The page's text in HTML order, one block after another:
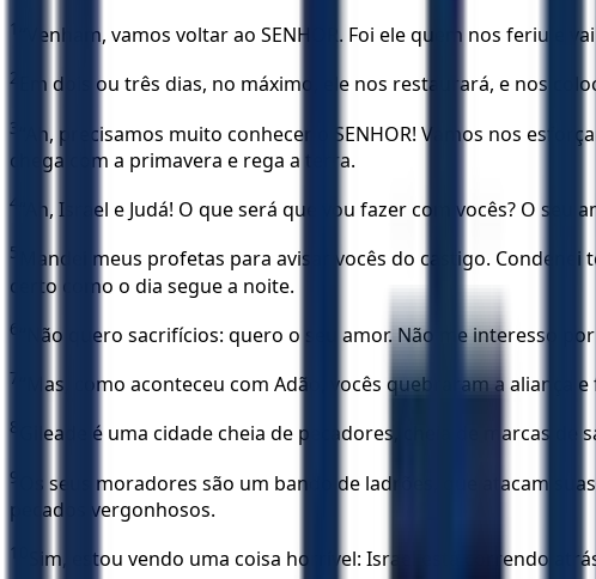
1 “Venham, vamos voltar ao SENHOR. Foi ele quem nos feriu e
2 Em dois ou três dias, no máximo, ele nos restaurará, e nos
3
“Ah, precisamos muito conhecer o SENHOR! Vamos nos
chega com a primavera e rega a terra.
4 “Ah, Israel e Judá! O que será que vou fazer com vocês? O
5
Mandei meus profetas para avisar vocês do castigo.
certo como o dia segue a noite.
6 “Não quero sacrifícios: quero o seu amor. Não me interesso
7 “Mas, como aconteceu com Adão, vocês quebraram a aliança
8 Gileade é uma cidade cheia de pecadores, cheia de marcas de
9
Os seus moradores são um bando de ladrões, que atacam
pecados vergonhosos.
10 Sim, estou vendo uma coisa horrível: Israel está correndo